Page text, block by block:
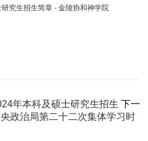
究生招生简章 - 金陵协和神学院
年本科及硕士研究生招生 下一
政治局第二十二次集体学习时